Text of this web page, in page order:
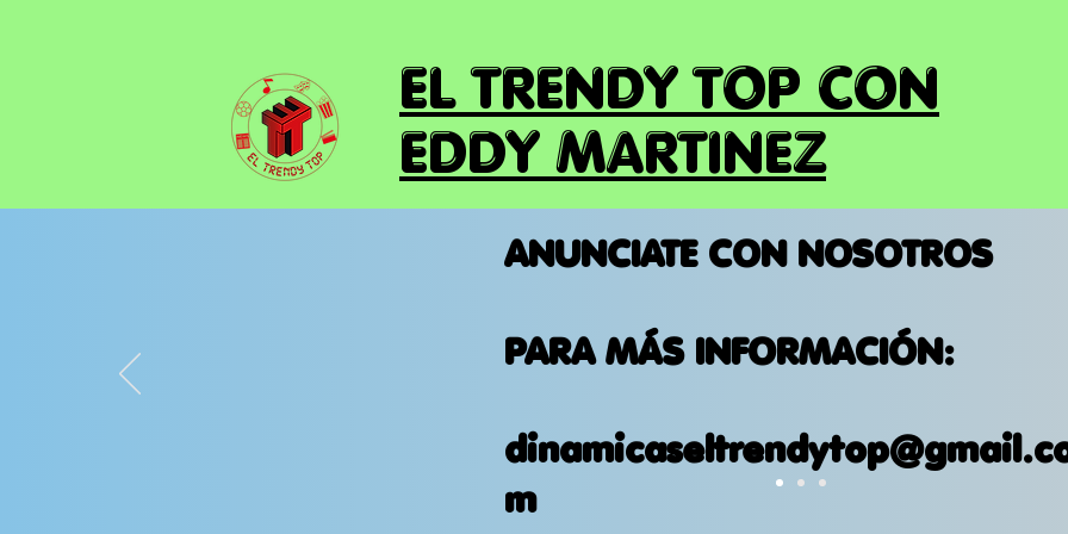
EL TRENDY TOP CON
EDDY MARTINEZ
ANUNCIATE CON NOSOTROS
PARA MÁS INFORMACIÓN:
m